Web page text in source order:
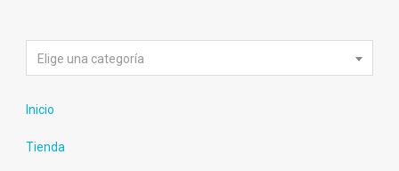
Elige una categoría
Inicio
Tienda